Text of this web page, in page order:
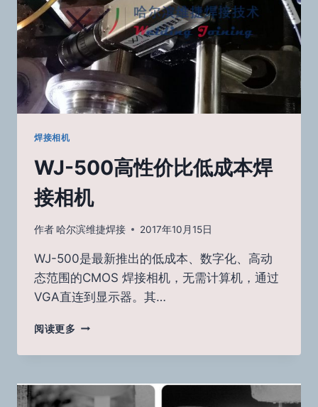
焊接相机
WJ-500高性价比低成本焊
接相机
作者哈尔滨维捷焊接 2017年10月15日
WJ-500是最新推出的低成本、数字化、高动
态范围的CMOS 焊接相机，无需计算机，通过
VGA直连到显示器。其…
阅读更多 WJ-
高
价